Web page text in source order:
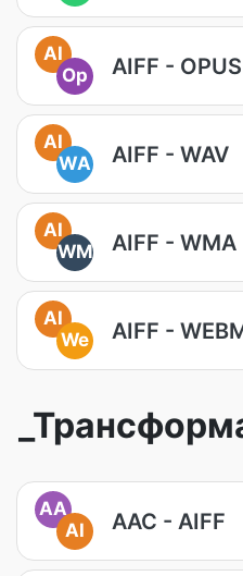
AI
Op
AIFF - OPUS
AI
WA
AIFF - WAV
AI
WM
AIFF - WMA
AI
We
AIFF -
AA
AI
AAC - AIFF